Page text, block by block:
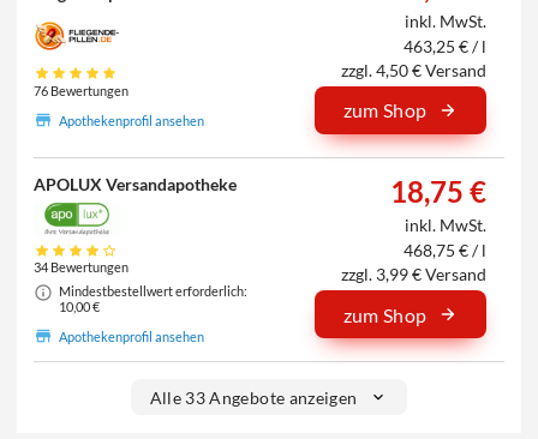
76 Bewertungen
Apothekenprofil ansehen
inkl. MwSt.
463,25 € / l
zzgl. 4,50 € Versand
zum Shop
APOLUX Versandapotheke
34 Bewertungen
Mindestbestellwert erforderlich:
10,00 €
Apothekenprofil ansehen
18,75 €
inkl. MwSt.
468,75 € / l
zzgl. 3,99 € Versand
zum Shop
Alle 33 Angebote anzeigen